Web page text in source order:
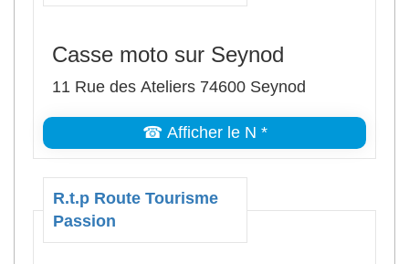
Casse moto sur Seynod
11 Rue des Ateliers 74600 Seynod
☎ Afficher le N *
R.t.p Route Tourisme
Passion